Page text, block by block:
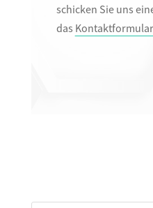
schicken Sie uns
das Kontaktformular